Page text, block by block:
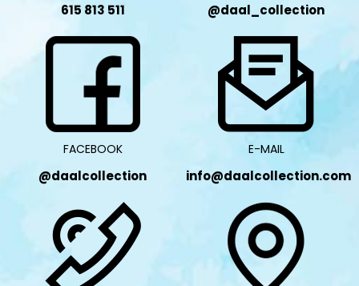
615 813 511 @daal_collection
FACEBOOK
@daalcollection
E-MAIL
info@daalcollection.com